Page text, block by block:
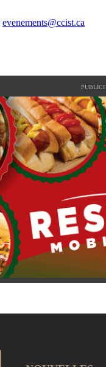
evenements@ccist.ca